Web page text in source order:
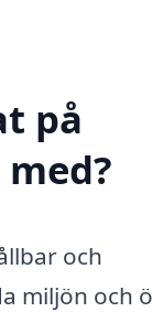
på
och
miljön och